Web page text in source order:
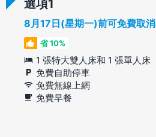
選項
8月17日(星期一)前可免費取消
省 10%
1 張特大雙人床和 1 張單人床
免費自助停車
免費無線上網
免費早餐